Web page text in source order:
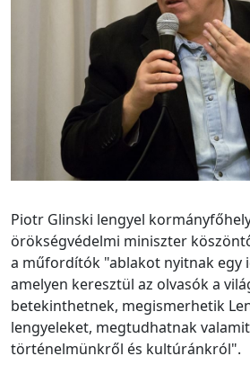
Piotr Glinski lengyel
örökségvédelmi miniszter
a műfordítók "ablakot nyitnak egy
amelyen keresztül az olvasók a
betekinthetnek, megismerhetik
lengyeleket, megtudhatnak
történelmünkről és kultúránkról".